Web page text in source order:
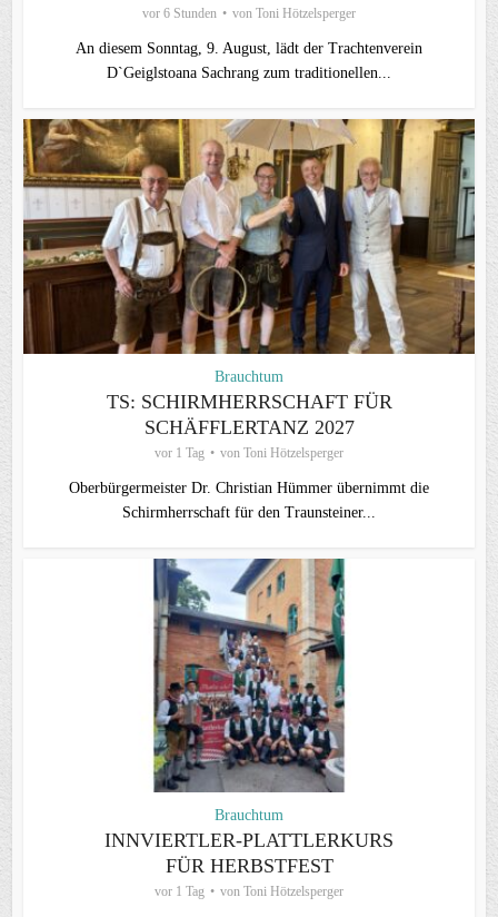
vor 6 Stunden von Toni Hötzelsperger
An diesem Sonntag, 9. August, lädt der Trachtenverein
D`Geiglstoana Sachrang zum traditionellen...
Brauchtum
TS: SCHIRMHERRSCHAFT FÜR
SCHÄFFLERTANZ 2027
vor 1 Tag von Toni Hötzelsperger
Oberbürgermeister Dr. Christian Hümmer übernimmt die
Schirmherrschaft für den Traunsteiner...
Brauchtum
INNVIERTLER-PLATTLERKURS
FÜR HERBSTFEST
vor 1 Tag von Toni Hötzelsperger